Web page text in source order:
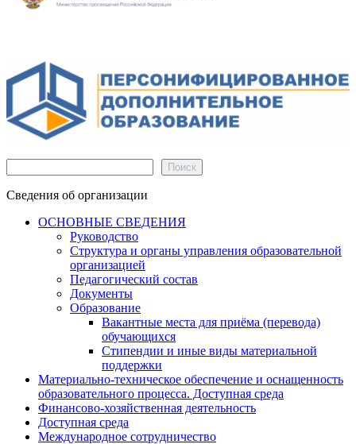
Поиск
Сведения об организации
ОСНОВНЫЕ СВЕДЕНИЯ
Руководство
Структура и органы управления образовательной
организацией
Педагогический состав
Документы
Образование
Вакантные места для приёма (перевода)
обучающихся
Стипендии и иные виды материальной
поддержки
Материально-техническое обеспечение и оснащенность
образовательного процесса. Доступная среда
Финансово-хозяйственная деятельность
Доступная среда
Международное сотрудничество